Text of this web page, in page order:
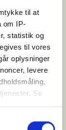
til at
om IP-
statistik og
til vores
oplysninger
levere
Se